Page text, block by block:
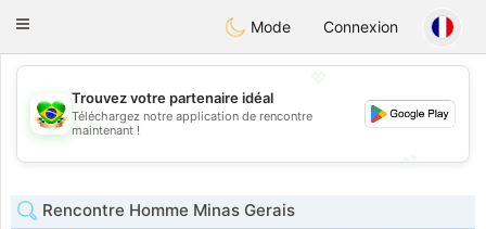
BrasilConversar
Toggle
Mode Connexion
💖
💕
Trouvez votre partenaire idéal
Téléchargez notre application de rencontre
maintenant !
Rencontre Homme Minas Gerais